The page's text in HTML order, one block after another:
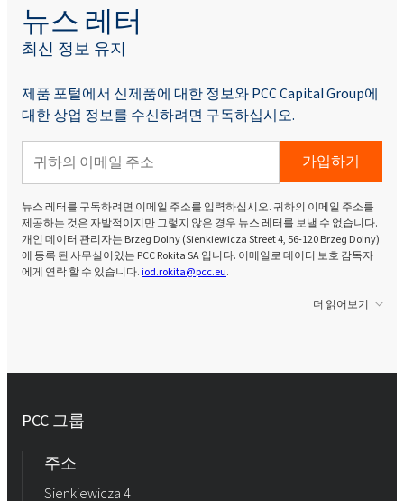
Rokopol® RF551(폴리에테르 폴리올)
Rokopol® iCan 2770
Rokopol® iCan 4100
Rokopol® vTec 770 (폴리에테르 폴리올)
Rokopol® vTec 8860 (폴리에테르 폴리올)
뉴스 레터
최신 정보 유지
제품 포털에서 신제품에 대한 정보와 PCC Capital Group에
대한 상업 정보를 수신하려면 구독하십시오.
가입하기
뉴스 레터를 구독하려면 이메일 주소를 입력하십시오. 귀하의 이메일 주소를
제공하는 것은 자발적이지만 그렇지 않은 경우 뉴스 레터를 보낼 수 없습니다.
개인 데이터 관리자는 Brzeg Dolny (Sienkiewicza Street 4, 56-120 Brzeg Dolny)
에 등록 된 사무실이있는 PCC Rokita SA 입니다. 이메일로 데이터 보호 감독자
에게 연락 할 수 있습니다.iod.rokita@pcc.eu.
더 읽어보기
PCC 그룹
주소
Sienkiewicza 4